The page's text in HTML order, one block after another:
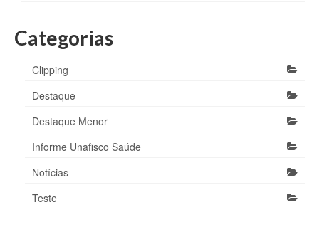
Categorias
Clipping
Destaque
Destaque Menor
Informe Unafisco Saúde
Notícias
Teste